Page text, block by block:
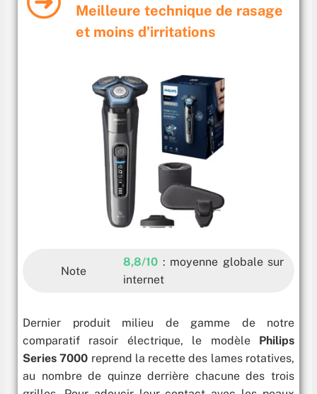
Meilleure technique de rasage
et moins d’irritations
Note
8,8/10 : moyenne globale sur
internet
Dernier produit milieu de gamme de notre
comparatif rasoir électrique, le modèle Philips
Series 7000 reprend la recette des lames rotatives,
au nombre de quinze derrière chacune des trois